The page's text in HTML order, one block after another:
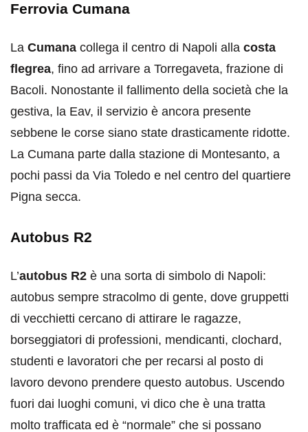
Ferrovia Cumana
La Cumana collega il centro di Napoli alla costa
flegrea, fino ad arrivare a Torregaveta, frazione di
Bacoli. Nonostante il fallimento della società che la
gestiva, la Eav, il servizio è ancora presente
sebbene le corse siano state drasticamente ridotte.
La Cumana parte dalla stazione di Montesanto, a
pochi passi da Via Toledo e nel centro del quartiere
Pigna secca.
Autobus R2
L’autobus R2 è una sorta di simbolo di Napoli:
autobus sempre stracolmo di gente, dove gruppetti
di vecchietti cercano di attirare le ragazze,
borseggiatori di professioni, mendicanti, clochard,
studenti e lavoratori che per recarsi al posto di
lavoro devono prendere questo autobus. Uscendo
fuori dai luoghi comuni, vi dico che è una tratta
molto trafficata ed è “normale” che si possano